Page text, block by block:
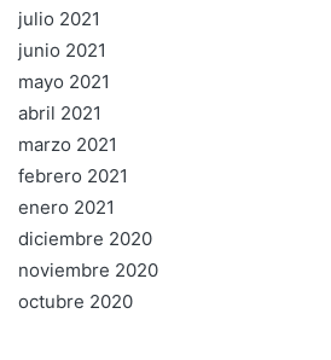
julio 2021
junio 2021
mayo 2021
abril 2021
marzo 2021
febrero 2021
enero 2021
diciembre 2020
noviembre 2020
octubre 2020